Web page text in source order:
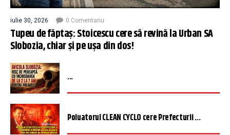
iulie 30, 2026 0 Comentariu
Tupeu de făptaș: Stoicescu cere să revină la Urban SA
Slobozia, chiar și pe ușa din dos!
...
Poluatorul CLEAN CYCLO cere Prefecturii ...